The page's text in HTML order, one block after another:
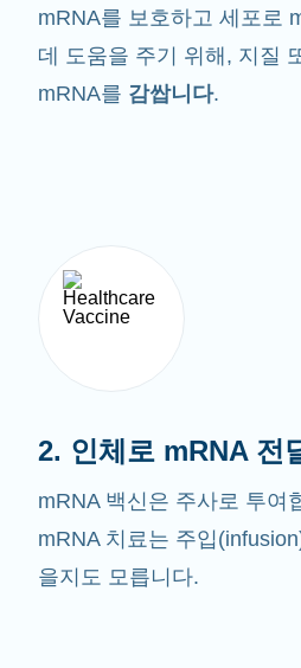
mRNA를 보호하고 세포로
데 도움을 주기 위해, 지질
mRNA를 감쌉니다.
2. 인체로 mRNA 전
mRNA 백신은 주사로 투여
mRNA 치료는 주입
을지도 모릅니다.